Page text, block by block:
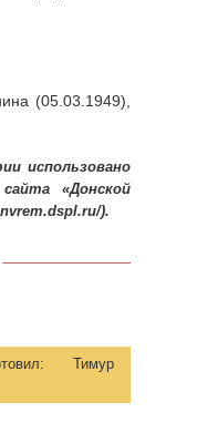
(05.03.1949),
использовано
«Донской
).
Тимур